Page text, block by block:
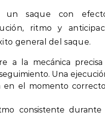
un saque con
ritmo y
general del saque.
a la mecánica
Una
el momento
consistente